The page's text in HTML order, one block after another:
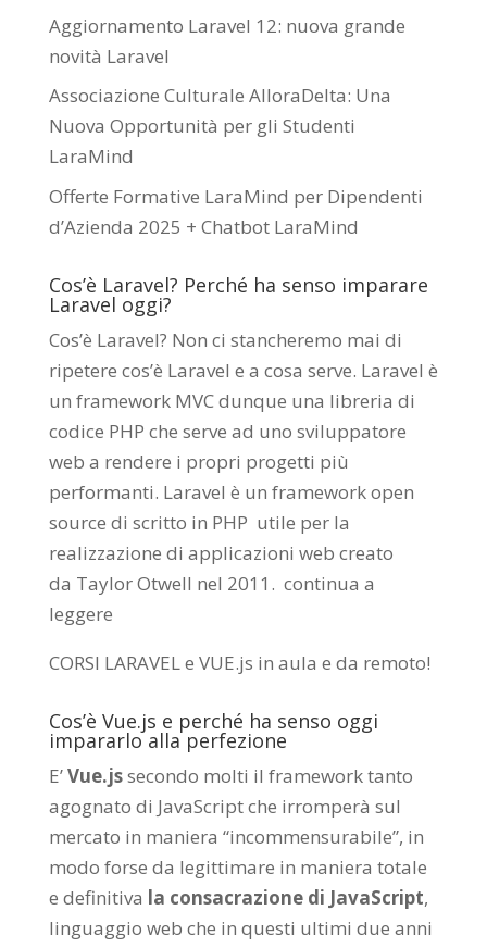
Aggiornamento Laravel 12: nuova grande
novità Laravel
Associazione Culturale AlloraDelta: Una
Nuova Opportunità per gli Studenti
LaraMind
Offerte Formative LaraMind per Dipendenti
d’Azienda 2025 + Chatbot LaraMind
Cos’è Laravel? Perché ha senso imparare
Laravel oggi?
Cos’è Laravel? Non ci stancheremo mai di
ripetere cos’è Laravel e a cosa serve. Laravel è
un framework MVC dunque una libreria di
codice PHP che serve ad uno sviluppatore
web a rendere i propri progetti più
performanti. Laravel è un framework open
source di scritto in PHP utile per la
realizzazione di applicazioni web creato
da Taylor Otwell nel 2011. continua a
leggere
CORSI LARAVEL e VUE.js in aula e da remoto!
Cos’è Vue.js e perché ha senso oggi
impararlo alla perfezione
E’Vue.jssecondo molti il framework tanto
agognato di JavaScript che irromperà sul
mercato in maniera “incommensurabile”, in
modo forse da legittimare in maniera totale
e definitiva la consacrazione di JavaScript,
linguaggio web che in questi ultimi due anni